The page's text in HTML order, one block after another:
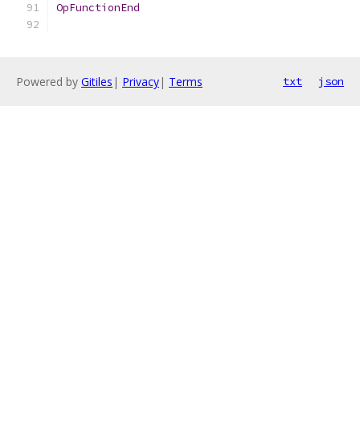
OpFunctionEnd
Powered by Gitiles | Privacy| Terms txt json